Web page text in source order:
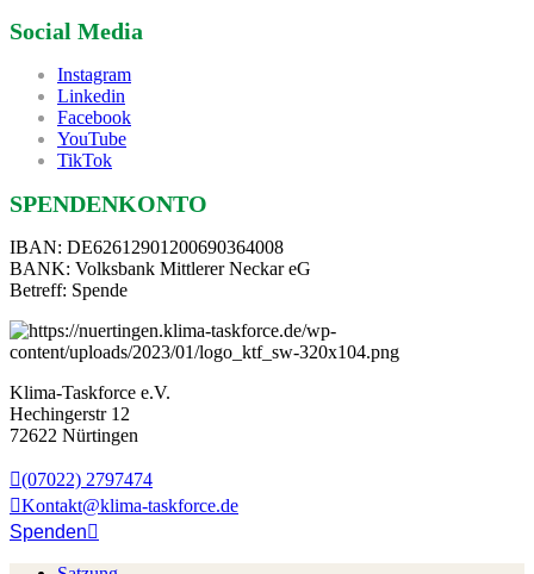
Social Media
Instagram
Linkedin
Facebook
YouTube
TikTok
SPENDENKONTO
IBAN: DE62612901200690364008
BANK: Volksbank Mittlerer Neckar eG
Betreff: Spende
Klima-Taskforce e.V.
Hechingerstr 12
72622 Nürtingen
(07022) 2797474
Kontakt@klima-taskforce.de
Spenden